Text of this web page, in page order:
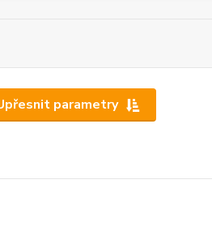
parametry